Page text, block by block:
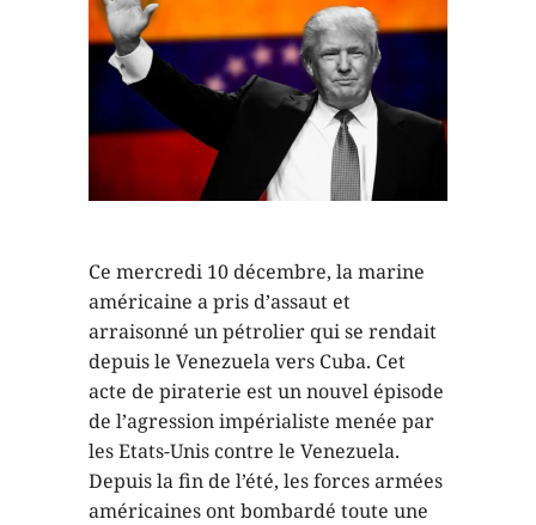
Ce mercredi 10 décembre, la marine
américaine a pris d’assaut et
arraisonné un pétrolier qui se rendait
depuis le Venezuela vers Cuba. Cet
acte de piraterie est un nouvel épisode
de l’agression impérialiste menée par
les Etats-Unis contre le Venezuela.
Depuis la fin de l’été, les forces armées
américaines ont bombardé toute une